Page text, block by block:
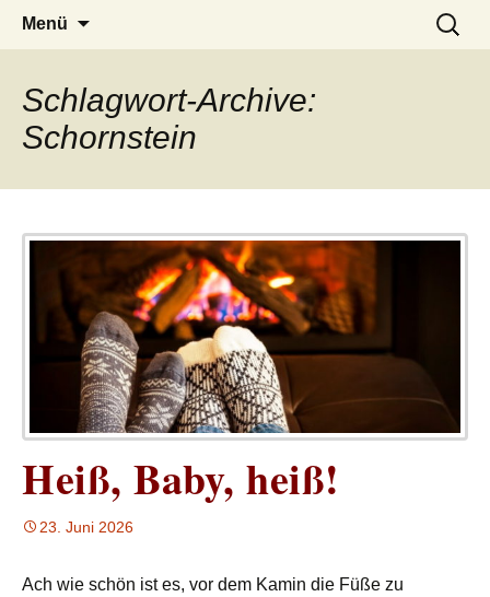
LUCKX
– das Magazin
Menü
Suchen
nach:
Schlagwort-Archive:
Schornstein
Heiß, Baby, heiß!
23. Juni 2026
Ach wie schön ist es, vor dem Kamin die Füße zu